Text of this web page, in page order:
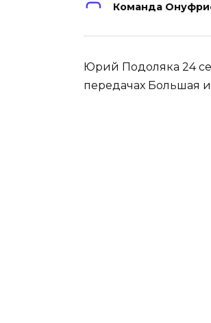
Команда
Юрий Подоляка 24
передачах Большая